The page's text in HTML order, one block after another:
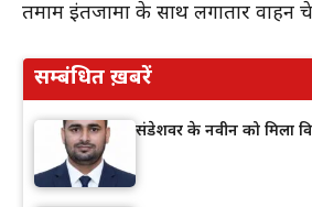
तमाम इंतजामों के साथ लगातार वाहन
सम्बंधित ख़बरें
संडेशवर के नवीन को मिला